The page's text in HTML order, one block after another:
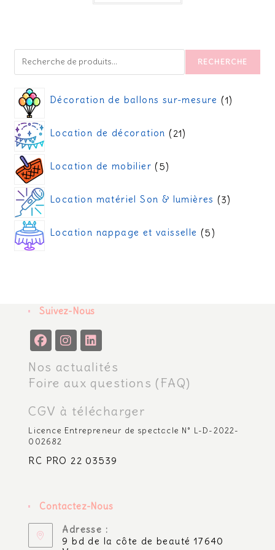
RECHERCHE
Décoration de ballons sur-mesure 1
Location de décoration 21
Location de mobilier 5
Location matériel Son & lumières 3
Location nappage et vaisselle 5
Suivez-Nous
Nos actualités
Foire aux questions (FAQ)
CGV à télécharger
Licence Entrepreneur de spectacle N° L-D-2022-
002682
RC PRO 22 03539
Contactez-Nous
Adresse :
9 bd de la côte de beauté 17640